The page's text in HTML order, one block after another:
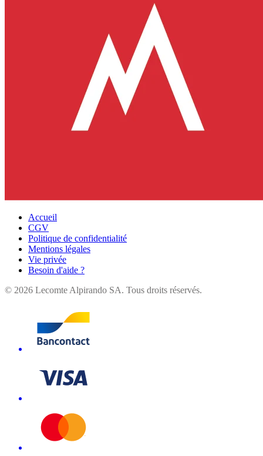
Accueil
CGV
Politique de confidentialité
Mentions légales
Vie privée
Besoin d'aide ?
© 2026 Lecomte Alpirando SA. Tous droits réservés.